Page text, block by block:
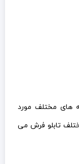
های مختلف مورد
تابلو فرش می